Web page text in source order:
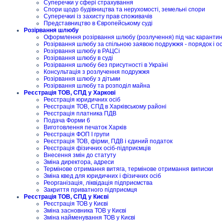
Суперечки у сфері страхування
Спори щодо будівництва та нерухомості, земельні спори
Суперечкиі із захисту прав споживачів
Представництво в Європейському суді
Розірвання шлюбу
Оформлення розірвання шлюбу (розлучення) під час
Розірвання шлюбу за спільною заявою подружжя - порядок і
Розірвання шлюбу в РАЦСі
Розірвання шлюбу в суді
Розірвання шлюбу без присутності в Україні
Консультація з розлучення подружжя
Розірвання шлюбу з дітьми
Розірвання шлюбу та розподіл майна
Реєстрація ТОВ, СПД у Харкові
Реєстрація юридичних осіб
Реєстрація ТОВ, СПД в Харківському районі
Реєстрація платника ПДВ
Подача Форми 6
Виготовлення печаток Харків
Реєстрація ФОП I групи
Реєстрація ТОВ, фірми, ПДВ і єдиний податок
Реєстрація фізичних осіб-підприємців
Внесення змін до статуту
Зміна директора, адреси
Термінове отримання витяга, термінове отримання виписки
Зміна квед для юридичних і фізичних осіб
Реорганізація, ліквідація підприємства
Закриття приватного підприємця
Реєстрація ТОВ, СПД у Києві
Реєстрація ТОВ у Києві
Зміна засновника ТОВ у Києві
Зміна найменування ТОВ у Києві